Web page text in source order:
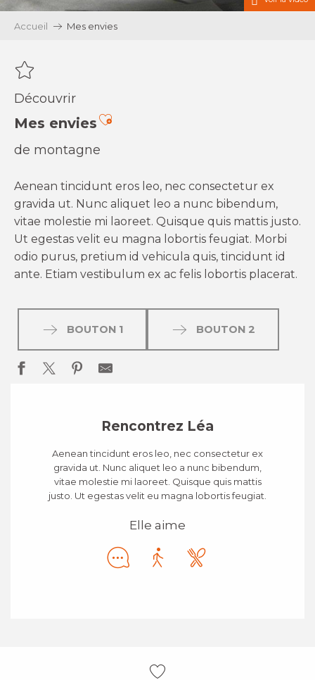
Accueil Mes envies
Découvrir
Mes enviesAjouter aux favoris
de montagne
Aenean tincidunt eros leo, nec consectetur ex
gravida ut. Nunc aliquet leo a nunc bibendum,
vitae molestie mi laoreet. Quisque quis mattis justo.
Ut egestas velit eu magna lobortis feugiat. Morbi
odio purus, pretium id vehicula quis, tincidunt id
ante. Etiam vestibulum ex ac felis lobortis placerat.
BOUTON 1 BOUTON 2
Rencontrez Léa
Aenean tincidunt eros leo, nec consectetur ex
gravida ut. Nunc aliquet leo a nunc bibendum,
vitae molestie mi laoreet. Quisque quis mattis
justo. Ut egestas velit eu magna lobortis feugiat.
Elle aime